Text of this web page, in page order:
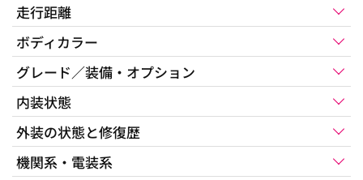
走行距離
ボディカラー
グレード／装備・オプション
内装状態
外装の状態と修復歴
機関系・電装系